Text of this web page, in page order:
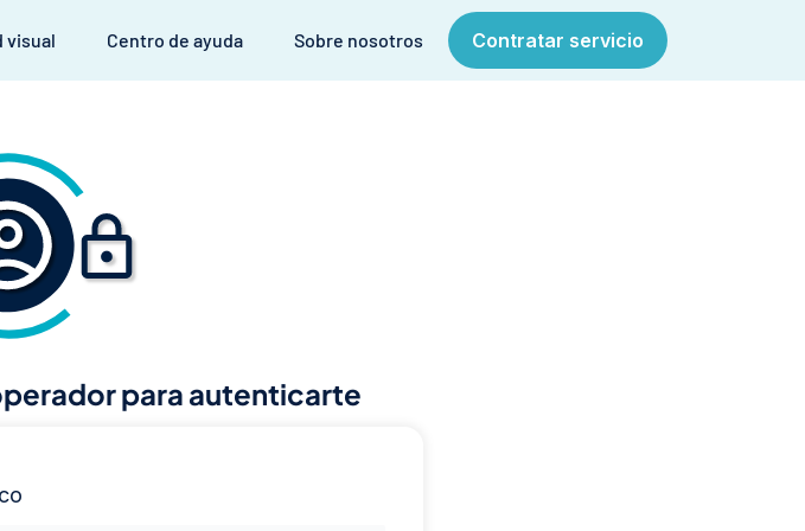
visual Centro de ayuda Sobre nosotros Contratar servicio
para autenticarte